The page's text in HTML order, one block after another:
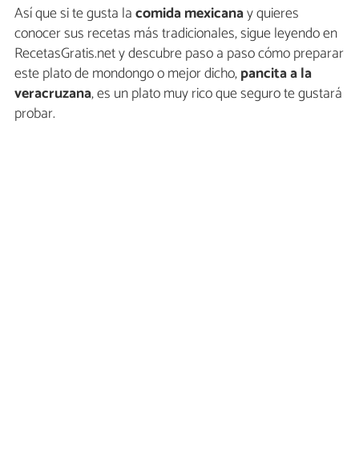
Así que si te gusta lacomida mexicanay quieres
conocer sus recetas más tradicionales, sigue leyendo en
RecetasGratis.net y descubre paso a paso cómo preparar
este plato de mondongo o mejor dicho,pancita a la
veracruzana, es un plato muy rico que seguro te gustará
probar.